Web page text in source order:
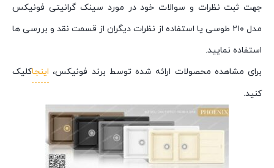
جهت ثبت نظرات و سوالات خود در مورد سینک گرانیتی فونیکس
مدل ۲۱۰ طوسی یا استفاده از نظرات دیگران از قسمت نقد و بررسی ها
استفاده نمایید.
برای مشاهده محصولات ارائه شده توسط برند فونیکس، اینجاکلیک
کنید.